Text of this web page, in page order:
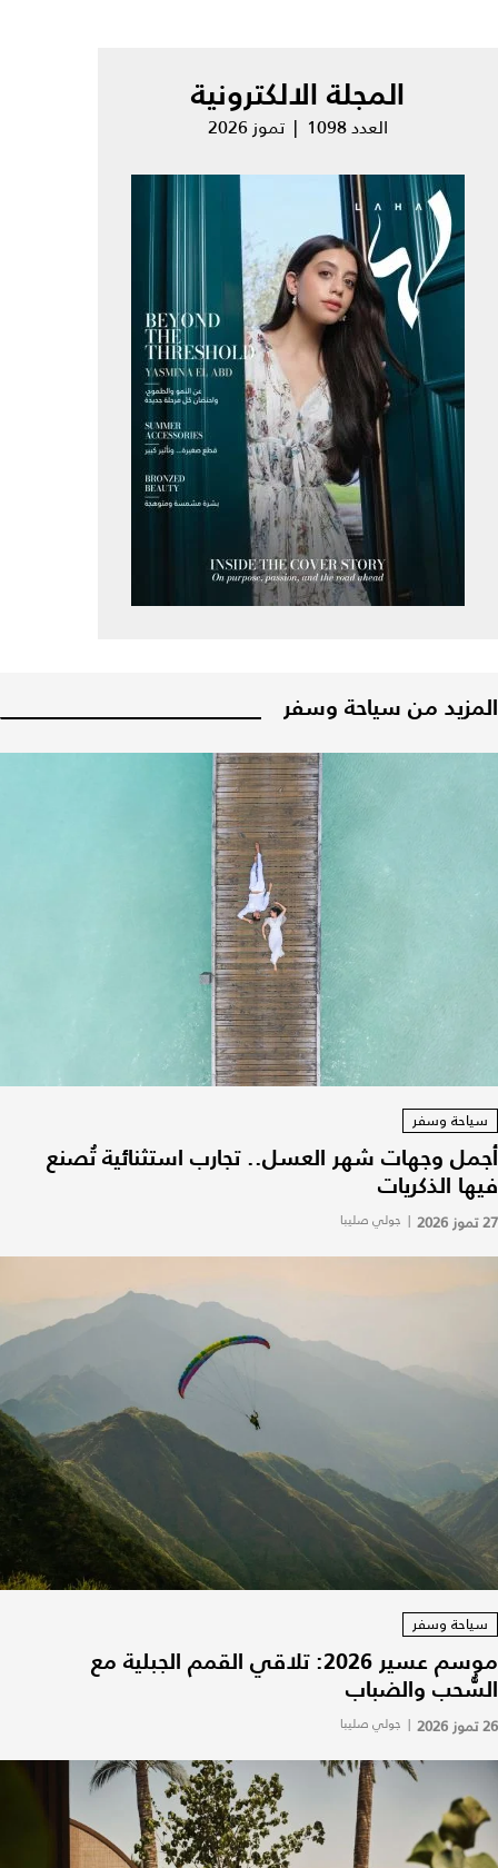
المجلة الالكترونية
العدد 1098 | تموز 2026
المزيد من سياحة وسفر
سياحة وسفر
أجمل وجهات شهر العسل.. تجارب استثنائية تُصنع
فيها الذكريات
27 تموز 2026 | جولي صليبا
سياحة وسفر
موسم عسير 2026: تلاقي القمم الجبلية مع
السُّحب والضباب
26 تموز 2026 | جولي صليبا